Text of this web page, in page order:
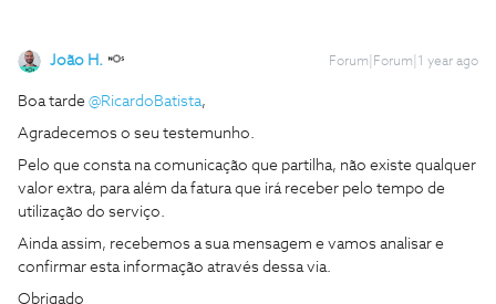
João H. Forum|Forum|1 year ago
Boa tarde ​ @RicardoBatista,
Agradecemos o seu testemunho.
Pelo que consta na comunicação que partilha, não existe qualquer
valor extra, para além da fatura que irá receber pelo tempo de
utilização do serviço.
Ainda assim, recebemos a sua mensagem e vamos analisar e
confirmar esta informação através dessa via.
Obrigado